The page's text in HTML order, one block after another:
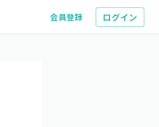
会員登録 ログイン